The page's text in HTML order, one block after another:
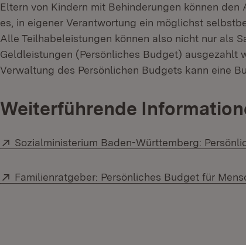
Eltern von Kindern mit Behinderungen können
es, in eigener Verantwortung ein möglichst
Alle Teilhabeleistungen können also nicht nur als
Geldleistungen (Persönliches Budget) ausgezahlt
Verwaltung des Persönlichen Budgets kann eine
Weiterführende
Extern:
Sozialministerium Baden-Württemberg:
Extern:
Familienratgeber: Persönliches Budget für